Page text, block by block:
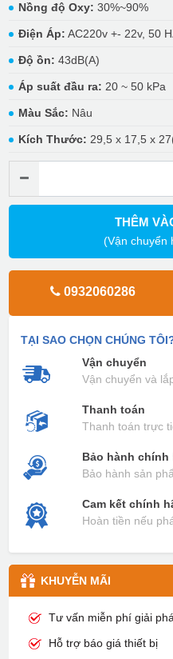
Nồng độ Oxy: 30%~90%
Điện Áp: AC220v +- 22v, 50
Độ ồn: 43dB(A)
Áp suất đầu ra: 20 ~ 50 kPa
Màu Sắc: Nâu
Kích Thước: 29,5 x 17,5 x
THÊM
(Vận chuyển
0932060286
TẠI SAO CHỌN CHÚNG
Vận chuyển
Vận chuyển và
Thanh toán
Thanh toán trực
Bảo hành chính
Bảo hành sản
Cam kết chính
Hoàn tiền nếu
KHUYỄN MÃI
Tư vấn miễn phí giải
Hỗ trợ báo giá thiết bị